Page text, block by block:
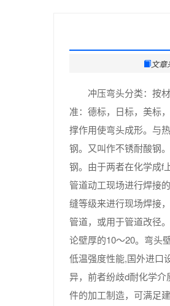
文章
冲压弯头分类：按
准：德标，日标，美标
撑作用使弯头成形。与
钢。又叫作不锈耐酸钢
钢。由于两者在化学成f
管道动工现场进行焊接
缝等级来进行现场焊接
管道，或用于管道改径
论壁厚的10～20。弯头
低温强度性能,国外进口
异，前者纷歧d耐化学
件的加工制造，可满足